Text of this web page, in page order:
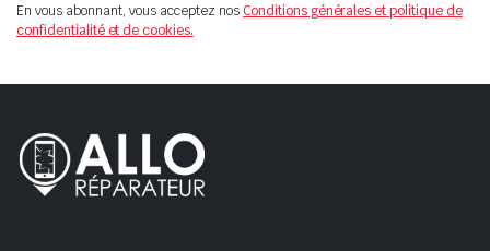
En vous abonnant, vous acceptez nosConditions générales et politique de
confidentialité et de cookies.